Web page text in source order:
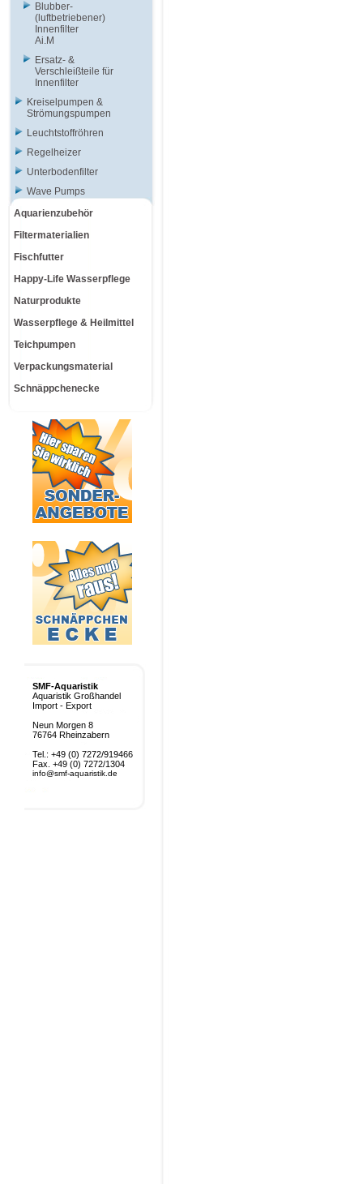
Blubber-
(luftbetriebener)
Innenfilter
Ai.M
Ersatz- &
Verschleißteile für
Innenfilter
Kreiselpumpen &
Strömungspumpen
Leuchtstoffröhren
Regelheizer
Unterbodenfilter
Wave Pumps
Aquarienzubehör
Filtermaterialien
Fischfutter
Happy-Life Wasserpflege
Naturprodukte
Wasserpflege & Heilmittel
Teichpumpen
Verpackungsmaterial
Schnäppchenecke
SMF-Aquaristik
Aquaristik Großhandel
Import - Export
Neun Morgen 8
76764 Rheinzabern
Tel.: +49 (0) 7272/919466
Fax. +49 (0) 7272/1304
info@smf-aquaristik.de